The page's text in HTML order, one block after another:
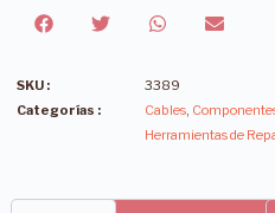
SKU :
3389
Categorías :
Cables,
Herramientas de